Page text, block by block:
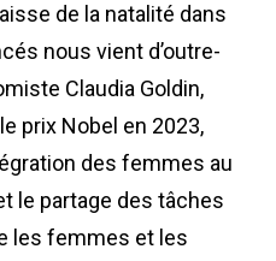
de la natalité dans
nous vient d’outre-
Claudia Goldin,
prix Nobel en 2023,
des femmes au
le partage des tâches
les femmes et les